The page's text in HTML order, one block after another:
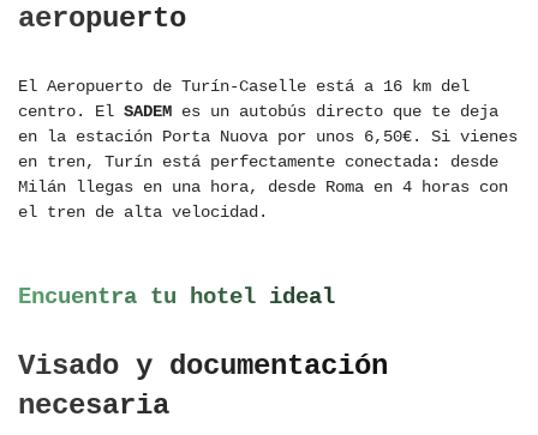
aeropuerto
El Aeropuerto de Turín-Caselle está a 16 km del
centro. El SADEM es un autobús directo que te deja
en la estación Porta Nuova por unos 6,50€. Si vienes
en tren, Turín está perfectamente conectada: desde
Milán llegas en una hora, desde Roma en 4 horas con
el tren de alta velocidad.
Encuentra tu hotel ideal
Visado y documentación
necesaria